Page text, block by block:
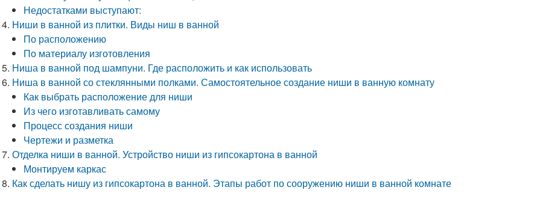
Недостатками выступают:
Ниши в ванной из плитки. Виды ниш в ванной
По расположению
По материалу изготовления
Ниша в ванной под шампуни. Где расположить и как использовать
Ниша в ванной со стеклянными полками. Самостоятельное создание ниши в ванную комнату
Как выбрать расположение для ниши
Из чего изготавливать самому
Процесс создания ниши
Чертежи и разметка
Отделка ниши в ванной. Устройство ниши из гипсокартона в ванной
Монтируем каркас
Как сделать нишу из гипсокартона в ванной. Этапы работ по сооружению ниши в ванной комнате